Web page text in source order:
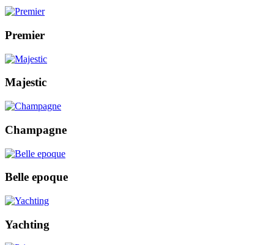
Premier
Majestic
Champagne
Belle epoque
Yachting